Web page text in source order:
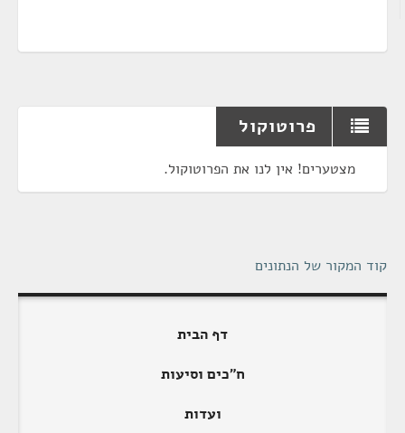
פרוטוקול
מצטערים! אין לנו את הפרוטוקול.
קוד המקור של הנתונים
דף הבית
ח"כים וסיעות
ועדות